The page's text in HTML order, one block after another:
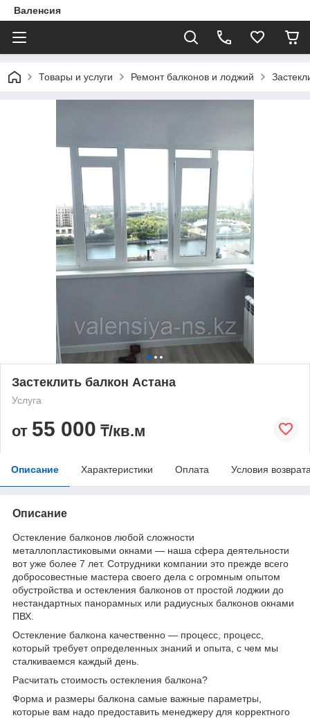
Валенсия
Товары и услуги Ремонт балконов и лоджий
Застеклить балкон Астана
Услуга
от 55 000 ₸/кв.м
Описание Характеристики Оплата Условия
Описание
Остекление балконов любой сложности
металлопластиковыми окнами — наша сфера деятельности
вот уже более 7 лет. Сотрудники компании это прежде всего
добросовестные мастера своего дела с огромным опытом
обустройства и остекления балконов от простой лоджии до
нестандартных панорамных или радиусных балконов окнами
ПВХ.
Остекление балкона качественно — процесс, процесс,
который требует определенных знаний и опыта, с чем мы
сталкиваемся каждый день.
Расчитать стоимость остекления балкона?
Форма и размеры балкона самые важные параметры,
которые вам надо предоставить менеджеру для корректного